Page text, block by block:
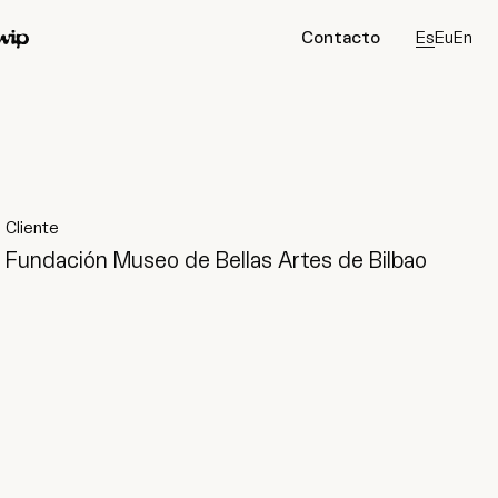
Contacto EsEuEn
Cliente
Fundación Museo de Bellas Artes de Bilbao